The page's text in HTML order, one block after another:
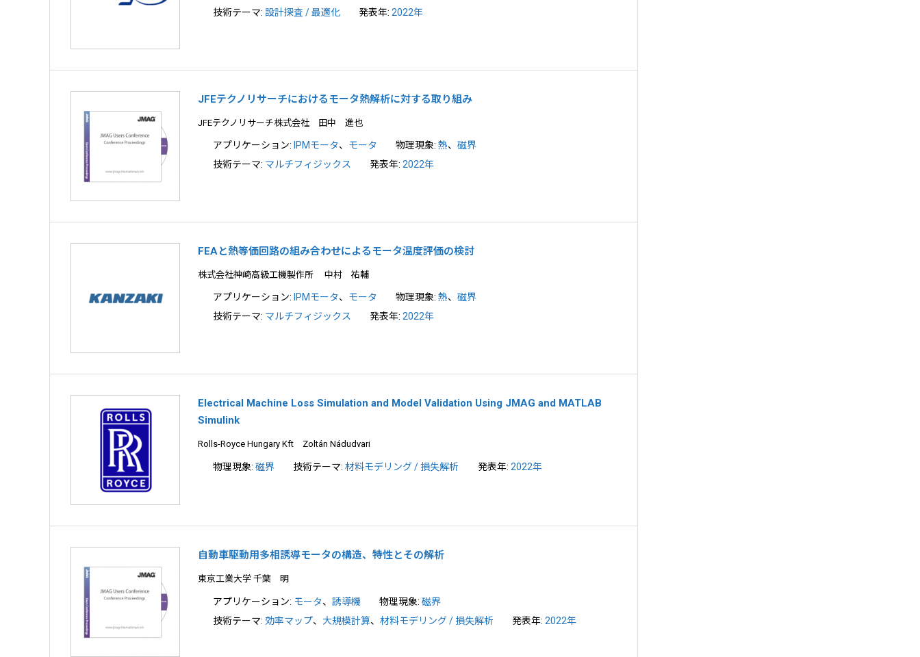
技術テーマ: 設計探査 / 最適化 発表年:2022年
JFEテクノリサーチにおけるモータ熱解析に対する取り組み
JFEテクノリサーチ株式会社 田中 進也
アプリケーション: IPMモータ、 モータ 物理現象:熱、磁界
技術テーマ: マルチフィジックス 発表年:2022年
FEAと熱等価回路の組み合わせによるモータ温度評価の検討
株式会社神崎高級工機製作所 中村 祐輔
アプリケーション: IPMモータ、 モータ 物理現象:熱、磁界
技術テーマ: マルチフィジックス 発表年:2022年
Electrical Machine Loss Simulation and Model Validation Using JMAG and MATLAB
Simulink
Rolls-Royce Hungary Kft Zoltán Nádudvari
物理現象: 磁界 技術テーマ:材料モデリング / 損失解析 発表年: 2022年
自動車駆動用多相誘導モータの構造、特性とその解析
東京工業大学 千葉 明
アプリケーション: モータ、 誘導機 物理現象:磁界
技術テーマ: 効率マップ、 大規模計算、 材料モデリング / 損失解析 発表年:2022年